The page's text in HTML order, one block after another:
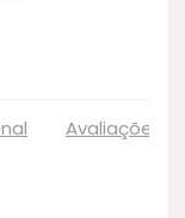
Avaliações